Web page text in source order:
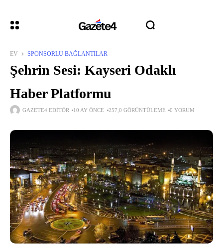
EV SPONSORLU BAĞLANTILAR
Şehrin Sesi: Kayseri Odaklı
Haber Platformu
GAZETE4 EDITÖR 10 AY ÖNCE 257,0 GÖRÜNTÜLEME 0 YORUM